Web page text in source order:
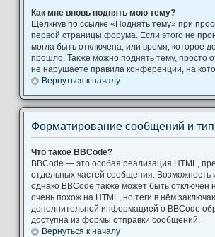
Как мне вновь поднять мою тему?
Щёлкнув по ссылке «Поднять тему» при
первой страницы форума. Если этого не
могла быть отключена, или время, которое
прошло. Также можно поднять тему, просто
не нарушаете правила конференции, на
Вернуться к началу
Форматирование сообщений и
Что такое BBCode?
BBCode — это особая реализация HTML,
отдельных частей сообщения.
однако BBCode также может быть
очень похож на HTML, но теги в нём
дополнительной информацией о BBCode
доступна из формы отправки сообщений.
Вернуться к началу